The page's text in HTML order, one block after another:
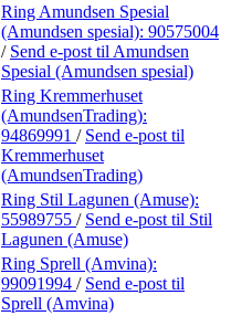
Ring Amundsen Spesial
(Amundsen spesial): 90575004
/ Send e-post til Amundsen
Spesial (Amundsen spesial)
Ring Kremmerhuset
(AmundsenTrading):
94869991 / Send e-post til
Kremmerhuset
(AmundsenTrading)
Ring Stil Lagunen (Amuse):
55989755 / Send e-post til Stil
Lagunen (Amuse)
Ring Sprell (Amvina):
99091994 / Send e-post til
Sprell (Amvina)